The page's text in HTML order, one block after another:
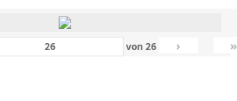
von26 › »